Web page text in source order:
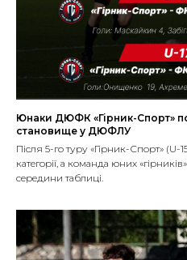
Юнаки ДЮФК «Гірник-Спорт»
становище у ДЮФЛУ
Після 5-го туру «Гірник-Спорт» (U-
категорії, а команда юних
середини таблиці.